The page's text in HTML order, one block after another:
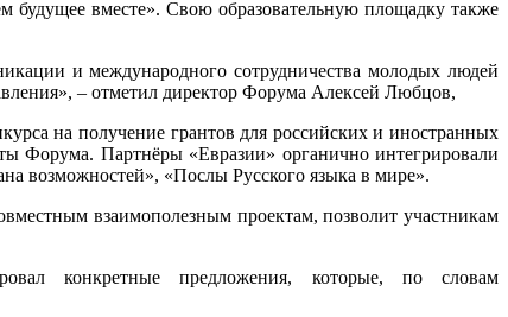
будущее вместе». Свою образовательную площадку также
и международного сотрудничества молодых людей
– отметил директор Форума Алексей Любцов,
на получение грантов для российских и иностранных
Форума. Партнёры «Евразии» органично интегрировали
возможностей», «Послы Русского языка в мире».
взаимополезным проектам, позволит участникам
конкретные предложения, которые, по словам